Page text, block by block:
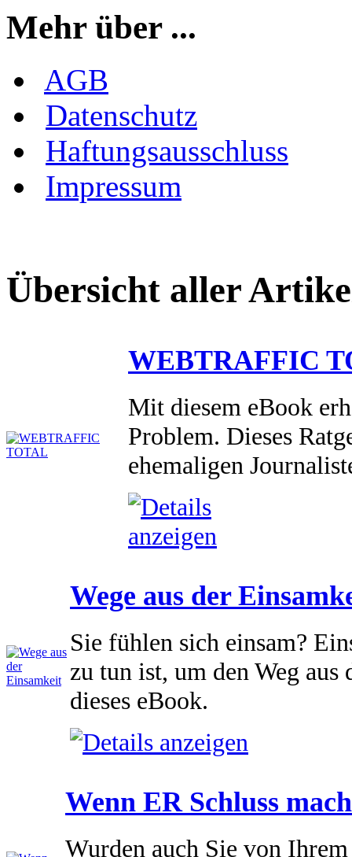
Mehr über ...
AGB
Datenschutz
Haftungsausschluss
Impressum
Übersicht aller
WEBTRAFFIC
Mit diesem eBook
Problem. Dieses
ehemaligen
Wege aus der
Sie fühlen sich einsam?
zu tun ist, um den Weg
dieses eBook.
Wenn ER Schluss
Wurden auch Sie von